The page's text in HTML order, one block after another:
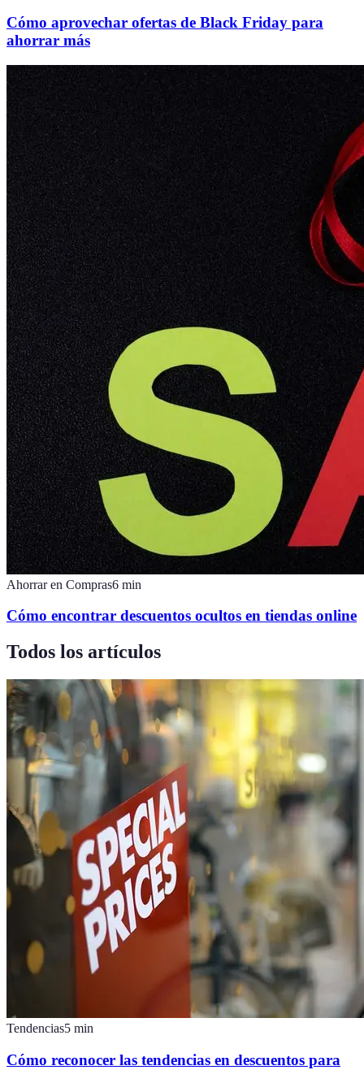
Cómo aprovechar ofertas de Black Friday para
ahorrar más
Ahorrar en Compras6 min
Cómo encontrar descuentos ocultos en tiendas online
Todos los artículos
Tendencias5 min
Cómo reconocer las tendencias en descuentos para